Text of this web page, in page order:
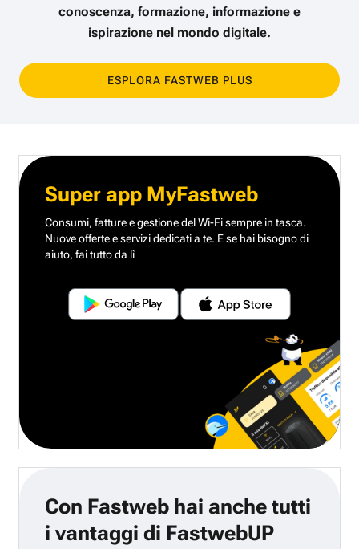
conoscenza, formazione, informazione e
ispirazione nel mondo digitale.
ESPLORA FASTWEB PLUS
Super app MyFastweb
Consumi, fatture e gestione del Wi-Fi sempre in tasca.
Nuove offerte e servizi dedicati a te. E se hai bisogno di
aiuto, fai tutto da lì
Con Fastweb hai anche tutti
i vantaggi di FastwebUP